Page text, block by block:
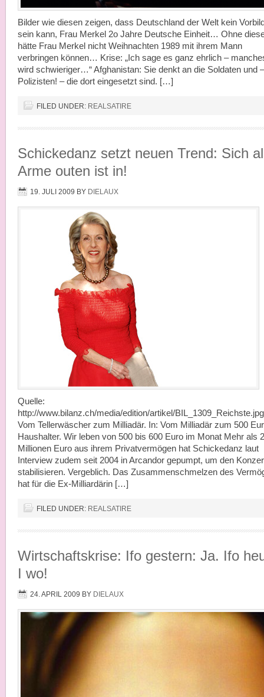
Bilder wie diesen zeigen, dass Deutschland der Welt kein
sein kann, Frau Merkel 2o Jahre Deutsche Einheit… Ohne
hätte Frau Merkel nicht Weihnachten 1989 mit ihrem Mann
verbringen können… Krise: „Ich sage es ganz ehrlich –
wird schwieriger…“ Afghanistan: Sie denkt an die Soldaten und –
Polizisten! – die dort eingesetzt sind. […]
FILED UNDER: REALSATIRE
Schickedanz setzt neuen Trend: Sich
Arme outen ist in!
19. JULI 2009 BY DIELAUX
Quelle:
http://www.bilanz.ch/media/edition/artikel/
Vom Tellerwäscher zum Milliadär. In: Vom Milliadär zum 500
Haushalter. Wir leben von 500 bis 600 Euro im Monat Mehr als
Millionen Euro aus ihrem Privatvermögen hat Schickedanz laut
Interview zudem seit 2004 in Arcandor gepumpt, um den
stabilisieren. Vergeblich. Das Zusammenschmelzen des
hat für die Ex-Milliardärin […]
FILED UNDER: REALSATIRE
Wirtschaftskrise: Ifo gestern: Ja. Ifo
I wo!
24. APRIL 2009 BY DIELAUX